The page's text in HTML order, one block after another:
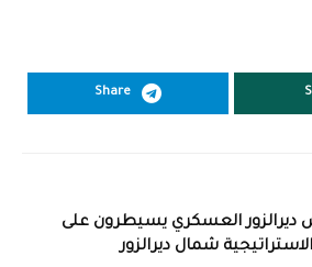
Share
العسكري يسيطرون على
شمال ديرالزور